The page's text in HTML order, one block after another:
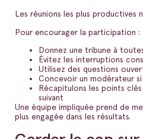
Les réunions les plus productives
Pour encourager la participation :
Donnez une tribune à
Évitez les interruptions
Utilisez des questions
Concevoir un modérateur
Récapitulons les points
suivant
Une équipe impliquée prend de
plus engagée dans les résultats.